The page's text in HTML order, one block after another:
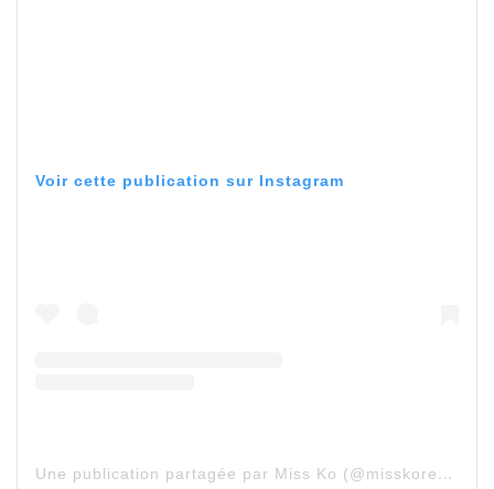
Voir cette publication sur Instagram
Une publication partagée par Miss Ko (@misskorestaurant)